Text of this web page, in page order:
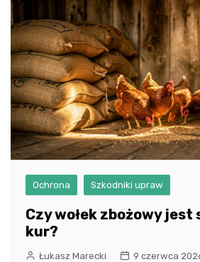
Ochrona Szkodniki upraw
Czy wołek zbożowy
kur?
Łukasz Marecki 9 czerwca